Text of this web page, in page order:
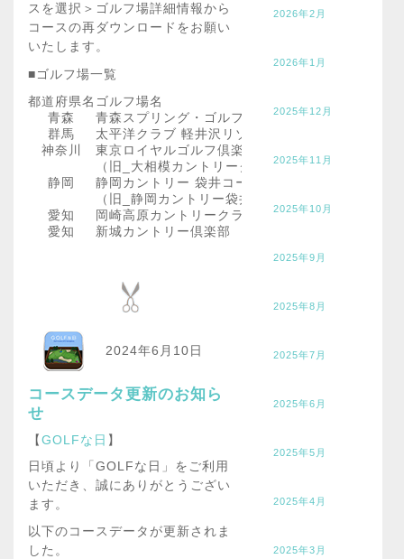
スを選択＞ゴルフ場詳細情報から
コースの再ダウンロードをお願い
いたします。
■ゴルフ場一覧
都道府県名 ゴルフ場名
青森
青森スプリング・ゴルフクラブ
群馬
太平洋クラブ 軽井沢リゾート
神奈川
東京ロイヤルゴルフ倶楽部
（旧_大相模カントリークラブ）
静岡
静岡カントリー 袋井コース
（旧_静岡カントリー袋井コース）
愛知
岡崎高原カントリークラブ
愛知
新城カントリー倶楽部
2024年6月10日
コースデータ更新のお知ら
せ
【GOLFな日 】
日頃より「GOLFな日」をご利用
いただき、誠にありがとうござい
ます。
以下のコースデータが更新されま
した。
2026年2月
2026年1月
2025年12月
2025年11月
2025年10月
2025年9月
2025年8月
2025年7月
2025年6月
2025年5月
2025年4月
2025年3月